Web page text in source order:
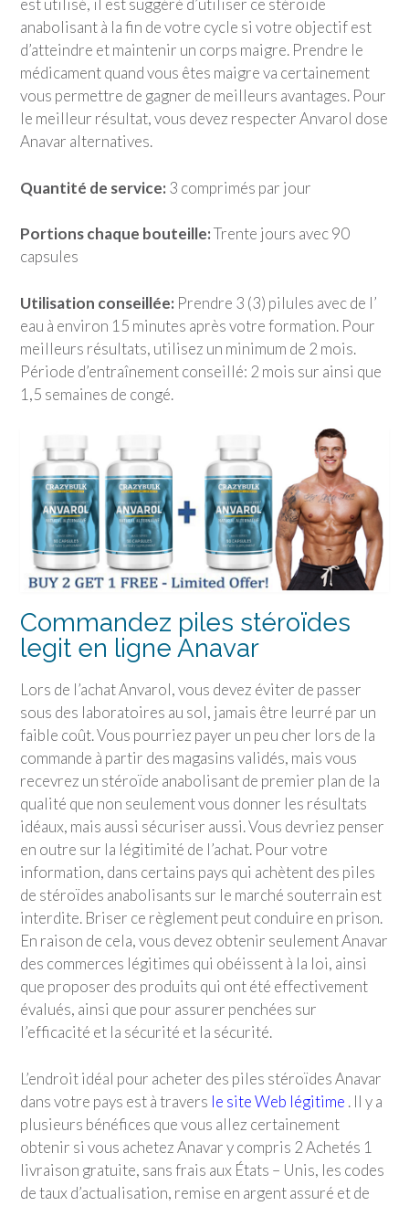
est utilisé, il est suggéré d’utiliser ce stéroïde
anabolisant à la fin de votre cycle si votre objectif est
d’atteindre et maintenir un corps maigre. Prendre le
médicament quand vous êtes maigre va certainement
vous permettre de gagner de meilleurs avantages. Pour
le meilleur résultat, vous devez respecter Anvarol dose
Anavar alternatives.
Quantité de service: 3 comprimés par jour
Portions chaque bouteille:Trente jours avec 90
capsules
Utilisation conseillée: Prendre 3 (3) pilules avec de l’
eau à environ 15 minutes après votre formation. Pour
meilleurs résultats, utilisez un minimum de 2 mois.
Période d’entraînement conseillé: 2 mois sur ainsi que
1,5 semaines de congé.
Commandez piles stéroïdes
legit en ligne Anavar
Lors de l’achat Anvarol, vous devez éviter de passer
sous des laboratoires au sol, jamais être leurré par un
faible coût. Vous pourriez payer un peu cher lors de la
commande à partir des magasins validés, mais vous
recevrez un stéroïde anabolisant de premier plan de la
qualité que non seulement vous donner les résultats
idéaux, mais aussi sécuriser aussi. Vous devriez penser
en outre sur la légitimité de l’achat. Pour votre
information, dans certains pays qui achètent des piles
de stéroïdes anabolisants sur le marché souterrain est
interdite. Briser ce règlement peut conduire en prison.
En raison de cela, vous devez obtenir seulement Anavar
des commerces légitimes qui obéissent à la loi, ainsi
que proposer des produits qui ont été effectivement
évalués, ainsi que pour assurer penchées sur
l’efficacité et la sécurité et la sécurité.
L’endroit idéal pour acheter des piles stéroïdes Anavar
dans votre pays est à travers le site Web légitime . Il y a
plusieurs bénéfices que vous allez certainement
obtenir si vous achetez Anavar y compris 2 Achetés 1
livraison gratuite, sans frais aux États – Unis, les codes
de taux d’actualisation, remise en argent assuré et de